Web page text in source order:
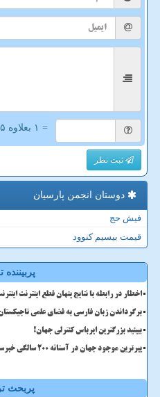
= ۱ بعلاوه ۵
ثبت نظر
دوستان انجمن پارسیان
فیش حج
قیمت بیسیم کنوود
پربیننده
اخطار در رابطه با نتایج پنهان قطع اینترنت
برگرداندن زبان فارسی به فضای علمی
ببینید بزرگترین ایرباس کنترلی جهان!
پیرترین موجود جهان در آستانه ۲۰۰ سالگی خبرساز شد
پربحث